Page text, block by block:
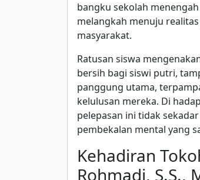
bangku sekolah
melangkah menuju
masyarakat.
Ratusan siswa
bersih bagi siswi putri,
panggung utama,
kelulusan mereka. Di
pelepasan ini tidak
pembekalan mental yang
Kehadiran
Rohmadi, S.S.,